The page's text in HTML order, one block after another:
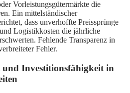
Vorleistungsgütermärkte die
Ein mittelständischer
dass unverhoffte Preissprünge
Logistikkosten die jährliche
Fehlende Transparenz in
Fehler.
Investitionsfähigkeit in